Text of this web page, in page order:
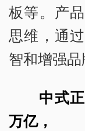
板等。产
思维，通
智和增强品
中式
万亿，